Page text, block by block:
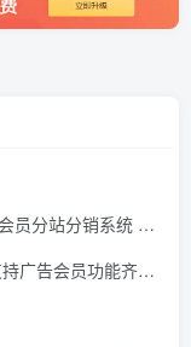
分销系统 可易支付
员功能齐全短剧源码